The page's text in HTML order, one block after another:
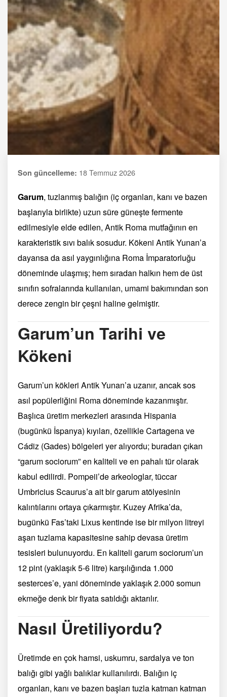
Son güncelleme: 18 Temmuz 2026
Garum, tuzlanmış balığın (iç organları, kanı ve bazen
başlarıyla birlikte) uzun süre güneşte fermente
edilmesiyle elde edilen, Antik Roma mutfağının en
karakteristik sıvı balık sosudur. Kökeni Antik Yunan’a
dayansa da asıl yaygınlığına Roma İmparatorluğu
döneminde ulaşmış; hem sıradan halkın hem de üst
sınıfın sofralarında kullanılan, umami bakımından son
derece zengin bir çeşni haline gelmiştir.
Garum’un Tarihi ve
Kökeni
Garum’un kökleri Antik Yunan’a uzanır, ancak sos
asıl popülerliğini Roma döneminde kazanmıştır.
Başlıca üretim merkezleri arasında Hispania
(bugünkü İspanya) kıyıları, özellikle Cartagena ve
Cádiz (Gades) bölgeleri yer alıyordu; buradan çıkan
“garum sociorum” en kaliteli ve en pahalı tür olarak
kabul edilirdi. Pompeii’de arkeologlar, tüccar
Umbricius Scaurus’a ait bir garum atölyesinin
kalıntılarını ortaya çıkarmıştır. Kuzey Afrika’da,
bugünkü Fas’taki Lixus kentinde ise bir milyon litreyi
aşan tuzlama kapasitesine sahip devasa üretim
tesisleri bulunuyordu. En kaliteli garum sociorum’un
12 pint (yaklaşık 5-6 litre) karşılığında 1.000
sesterces’e, yani döneminde yaklaşık 2.000 somun
ekmeğe denk bir fiyata satıldığı aktarılır.
Nasıl Üretiliyordu?
Üretimde en çok hamsi, uskumru, sardalya ve ton
balığı gibi yağlı balıklar kullanılırdı. Balığın iç
organları, kanı ve bazen başları tuzla katman katman